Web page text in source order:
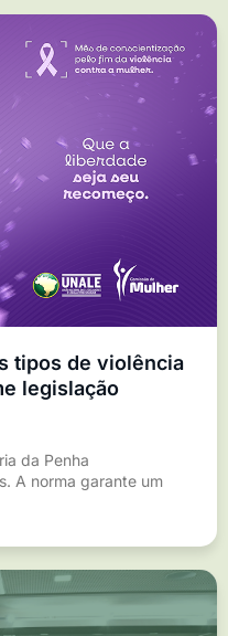
tipos de violência
legislação
da Penha
A norma garante um